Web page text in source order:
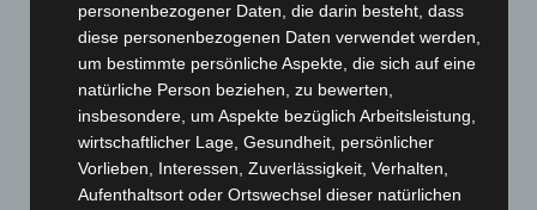
Brand im „Haus der Begegnung“ in Neuwarmbüchen schnell
eingedämmt
6. August 2026
Region Hannover: 21 neue Notfallsanitäter starten beim
Roten Kreuz
5. August 2026
personenbezogener Daten, die darin besteht, dass
diese personenbezogenen Daten verwendet werden,
um bestimmte persönliche Aspekte, die sich auf eine
natürliche Person beziehen, zu bewerten,
insbesondere, um Aspekte bezüglich Arbeitsleistung,
wirtschaftlicher Lage, Gesundheit, persönlicher
Vorlieben, Interessen, Zuverlässigkeit, Verhalten,
Aufenthaltsort oder Ortswechsel dieser natürlichen